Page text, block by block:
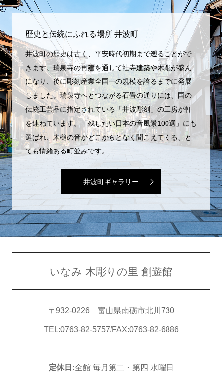
歴史と伝統にふれる場所 井波町
井波町の歴史は古く、平安時代初期まで遡ることがで
きます。瑞泉寺の再建を通して社寺建築や木彫が盛ん
になり、後に彫刻産業全国一の規模を誇るまでに発展
しました。瑞泉寺へとつながる石畳の通りには、国の
伝統工芸品に指定されている「井波彫刻」の工房が軒
を連ねています。「残したい日本の音風景100選」にも
選ばれ、木槌の音がどこからとなく聞こえてくる、と
ても情緒ある町並みです。
井波町ギャラリー
いなみ 木彫りの里 創遊館
〒932-0226 富山県南砺市北川730
TEL:0763-82-5757/FAX:0763-82-6886
定休日:全館 毎月第二・第四 水曜日